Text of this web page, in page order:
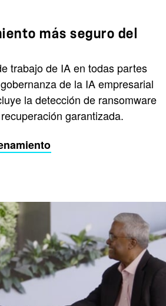
más seguro del
trabajo de IA en todas partes
de la IA empresarial
la detección de ransomware
garantizada.